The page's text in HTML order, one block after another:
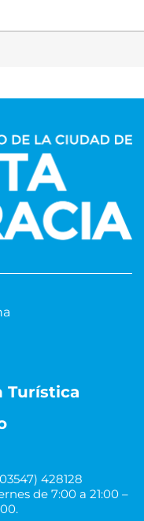
Turística
428128
de 7:00 a 21:00 –